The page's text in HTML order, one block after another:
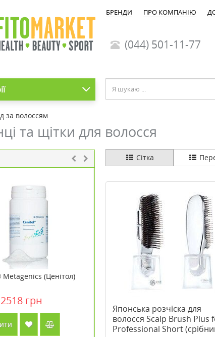
БРЕНДИ ПРО КОМПАНІЮ
(044) 501-11-77
за волоссям
та щітки для волосся
(Ценітол)
2518 грн
>Зволожуюча сироватка Doctor
Babor Hydro Filler Serum 30 мл
Купити
Сітка
Японська розчіска для
волосся Scalp Brush Plus
Professional Short